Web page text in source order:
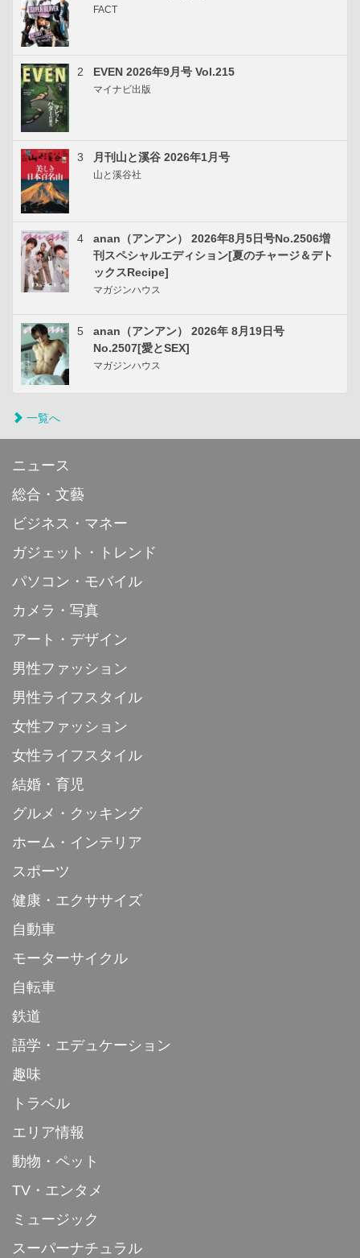
FACT
2 EVEN 2026年9月号 Vol.215
マイナビ出版
3 月刊山と溪谷 2026年1月号
山と溪谷社
4
anan（アンアン） 2026年8月5日号No.2506増
刊スペシャルエディション[夏のチャージ＆デト
ックスRecipe]
マガジンハウス
5
anan（アンアン） 2026年 8月19日号
No.2507[愛とSEX]
マガジンハウス
一覧へ
ニュース
総合・文藝
ビジネス・マネー
ガジェット・トレンド
パソコン・モバイル
カメラ・写真
アート・デザイン
男性ファッション
男性ライフスタイル
女性ファッション
女性ライフスタイル
結婚・育児
グルメ・クッキング
ホーム・インテリア
スポーツ
健康・エクササイズ
自動車
モーターサイクル
自転車
鉄道
語学・エデュケーション
趣味
トラベル
エリア情報
動物・ペット
TV・エンタメ
ミュージック
スーパーナチュラル